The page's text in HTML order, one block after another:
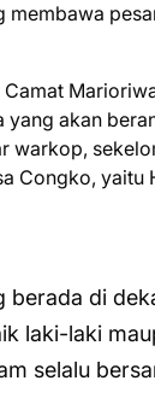
membawa
akan
warkop,
Congko, yaitu
di
laki-laki
selalu